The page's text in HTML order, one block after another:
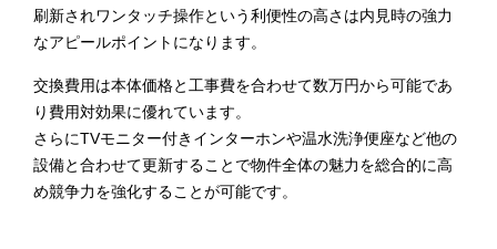
刷新されワンタッチ操作という利便性の高さは内見時の強力
なアピールポイントになります。
交換費用は本体価格と工事費を合わせて数万円から可能であ
り費用対効果に優れています。
さらにTVモニター付きインターホンや温水洗浄便座など他の
設備と合わせて更新することで物件全体の魅力を総合的に高
め競争力を強化することが可能です。